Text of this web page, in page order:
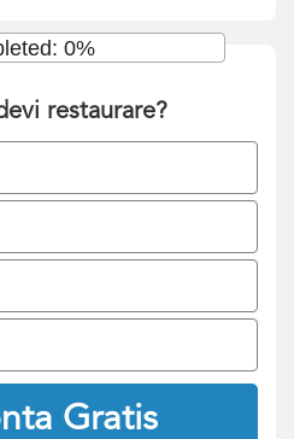
restaurare?
Gratis
0%